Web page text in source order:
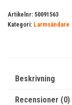
Artikelnr: 50091563
Kategori: Larmsändare
Beskrivning
Recensioner (0)